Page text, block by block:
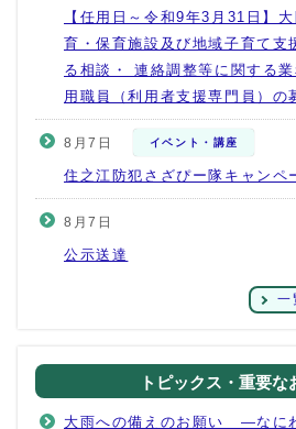
【任用日～令和9年3月31日】
育・保育施設及び地域子育て支
る相談・ 連絡調整等に関する
用職員（利用者支援専門員）の
8月7日 イベント・講座
住之江防犯さざぴー隊キャンペ
8月7日
公示送達
一
トピックス・重要な
大雨への備えのお願い ―なに